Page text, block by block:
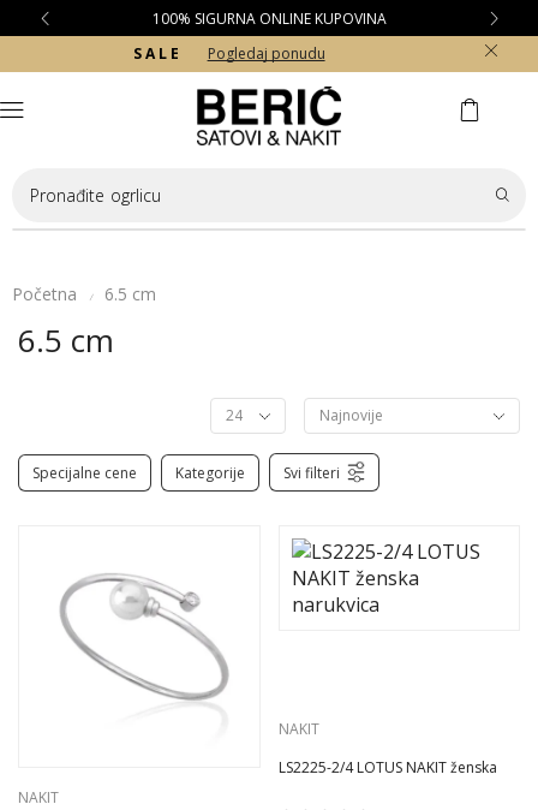
100% SIGURNA ONLINE KUPOVINA
S A L E
Pogledaj ponudu
Pronađite ogrlicu
Početna / 6.5 cm
6.5 cm
Specijalne cene Kategorije Svi filteri
NAKIT
NAKIT
LS2225-2/4 LOTUS NAKIT ženska